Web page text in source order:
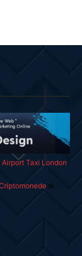
Airport Taxi London
si